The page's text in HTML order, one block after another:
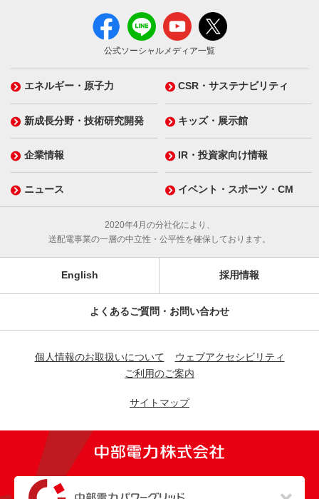
公式ソーシャルメディア一覧
エネルギー・原子力 CSR・サステナビリティ
新成長分野・技術研究開発 キッズ・展示館
企業情報 IR・投資家向け情報
ニュース イベント・スポーツ・CM
2020年4月の分社化により、
送配電事業の一層の中立性・公平性を確保しております。
English 採用情報
よくあるご質問・お問い合わせ
個人情報のお取扱いについて
ウェブアクセシビリティ
ご利用のご案内
サイトマップ